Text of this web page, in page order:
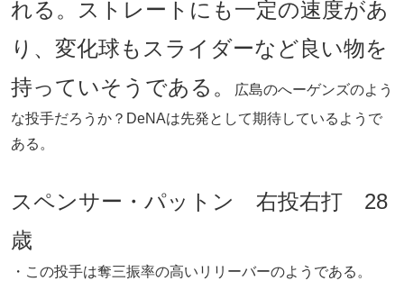
れる。ストレートにも一定の速度があ
り、変化球もスライダーなど良い物を
持っていそうである。
広島のへーゲンズのよう
な投手だろうか？DeNAは先発として期待しているようで
ある。
スペンサー・パットン 右投右打 28
歳
・この投手は奪三振率の高いリリーバーのようである。